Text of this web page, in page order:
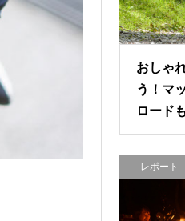
おしゃ
う！マ
ロード
レポート